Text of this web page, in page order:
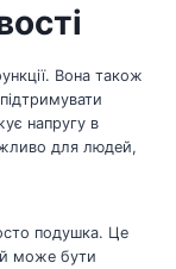
Вона також
напругу в
для людей,
подушка. Це
може бути